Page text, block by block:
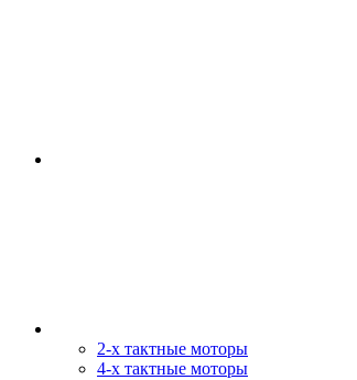
2-х тактные моторы
4-х тактные моторы